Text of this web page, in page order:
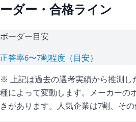
ーダー・合格ライン
ボーダー目安
正答率6〜7割程度（目安）
※ 上記は過去の選考実績から推測し
種によって変動します。
メーカーの
きがあります。人気企業は7割、その